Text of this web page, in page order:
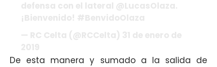
De esta manera y sumado a la salida de